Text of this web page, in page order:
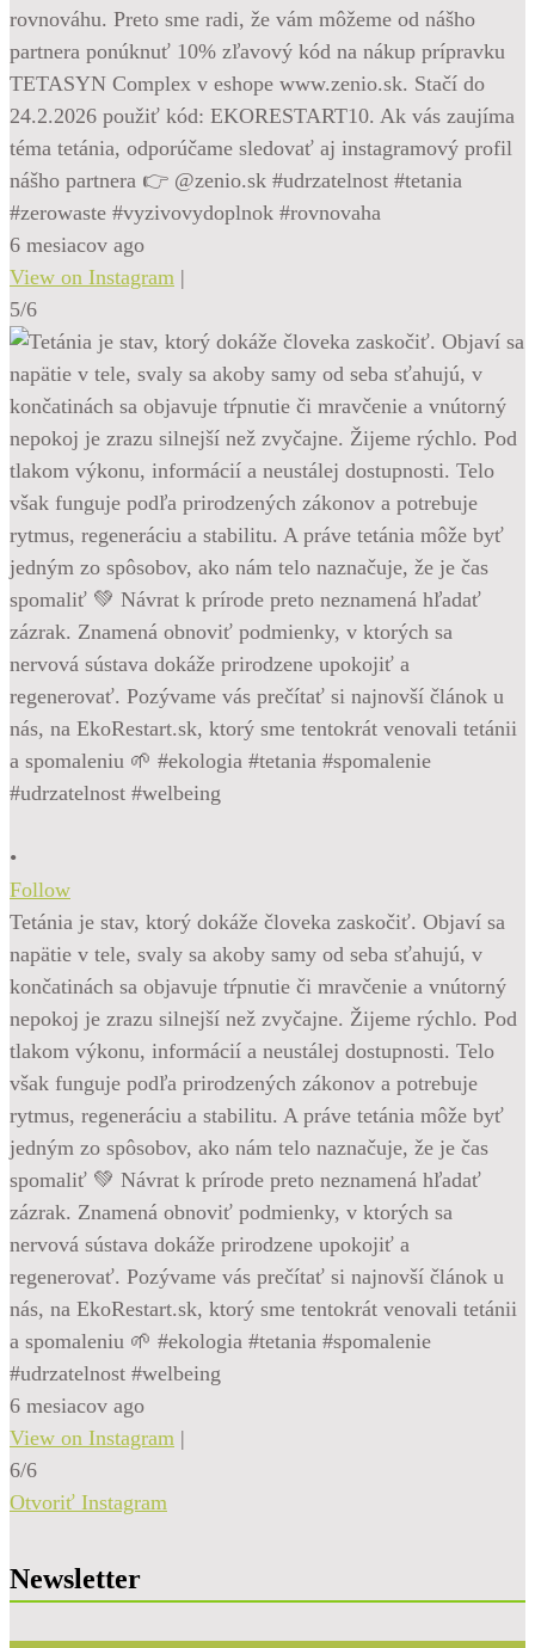
rovnováhu. Preto sme radi, že vám môžeme od nášho
partnera ponúknuť 10% zľavový kód na nákup prípravku
TETASYN Complex v eshope www.zenio.sk. Stačí do
24.2.2026 použiť kód: EKORESTART10. Ak vás zaujíma
téma tetánia, odporúčame sledovať aj instagramový profil
nášho partnera 👉 @zenio.sk #udrzatelnost #tetania
#zerowaste #vyzivovydoplnok #rovnovaha
6 mesiacov ago
View on Instagram |
5/6
•
Follow
Tetánia je stav, ktorý dokáže človeka zaskočiť. Objaví sa
napätie v tele, svaly sa akoby samy od seba sťahujú, v
končatinách sa objavuje tŕpnutie či mravčenie a vnútorný
nepokoj je zrazu silnejší než zvyčajne. Žijeme rýchlo. Pod
tlakom výkonu, informácií a neustálej dostupnosti. Telo
však funguje podľa prirodzených zákonov a potrebuje
rytmus, regeneráciu a stabilitu. A práve tetánia môže byť
jedným zo spôsobov, ako nám telo naznačuje, že je čas
spomaliť 💚 Návrat k prírode preto neznamená hľadať
zázrak. Znamená obnoviť podmienky, v ktorých sa
nervová sústava dokáže prirodzene upokojiť a
regenerovať. Pozývame vás prečítať si najnovší článok u
nás, na EkoRestart.sk, ktorý sme tentokrát venovali tetánii
a spomaleniu 🌱 #ekologia #tetania #spomalenie
#udrzatelnost #welbeing
6 mesiacov ago
View on Instagram |
6/6
Otvoriť Instagram
Newsletter